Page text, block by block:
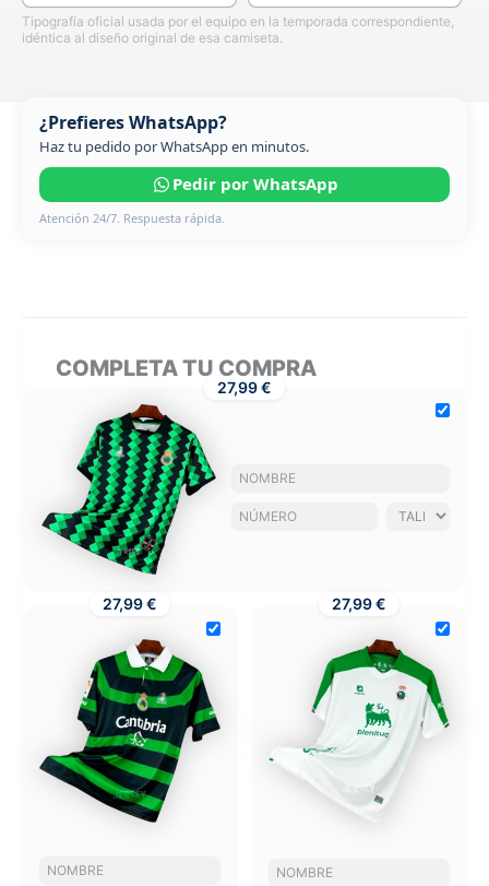
Tipografía oficial usada por el equipo en la temporada correspondiente,
idéntica al diseño original de esa camiseta.
¿Prefieres WhatsApp?
Haz tu pedido por WhatsApp en minutos.
Pedir por WhatsApp
Atención 24/7. Respuesta rápida.
COMPLETA TU COMPRA
27,99 €
27,99 € 27,99 €